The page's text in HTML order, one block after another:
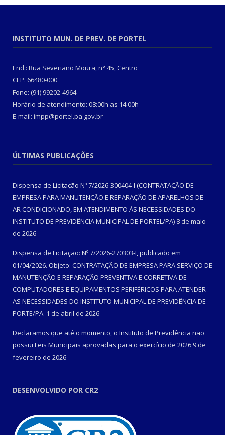
INSTITUTO MUN. DE PREV. DE PORTEL
End.: Rua Severiano Moura, n° 45, Centro
CEP: 66480-000
Fone: (91) 99202-4964
Horário de atendimento: 08:00h as 14:00h
E-mail: impp@portel.pa.gov.br
ÚLTIMAS PUBLICAÇÕES
Dispensa de Licitação Nº 7/2026-300404-I (CONTRATAÇÃO DE
EMPRESA PARA MANUTENÇÃO E REPARAÇÃO DE APARELHOS DE
AR CONDICIONADO, EM ATENDIMENTO ÀS NECESSIDADES DO
INSTITUTO DE PREVIDÊNCIA MUNICIPAL DE PORTEL/PA) 8 de maio
de 2026
Dispensa de Licitação: Nº 7/2026-270303-I, publicado em
01/04/2026. Objeto: CONTRATAÇÃO DE EMPRESA PARA SERVIÇO DE
MANUTENÇÃO E REPARAÇÃO PREVENTIVA E CORRETIVA DE
COMPUTADORES E EQUIPAMENTOS PERIFÉRICOS PARA ATENDER
AS NECESSIDADES DO INSTITUTO MUNICIPAL DE PREVIDÊNCIA DE
PORTE/PA. 1 de abril de 2026
Declaramos que até o momento, o Instituto de Previdência não
possui Leis Municipais aprovadas para o exercício de 2026 9 de
fevereiro de 2026
DESENVOLVIDO POR CR2